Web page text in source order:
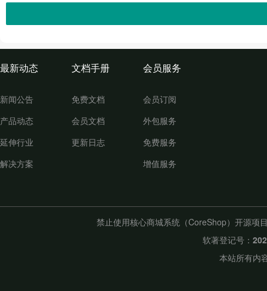
最新动态
新闻公告
产品动态
延伸行业
解决方案
文档手册
免费文档
会员文档
更新日志
会员服务
会员订阅
外包服务
免费服务
增值服务
禁止使用核心商城系统（CoreShop）开源项
软著登记号：
本站所有内